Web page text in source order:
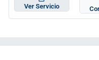
Ver Servicio